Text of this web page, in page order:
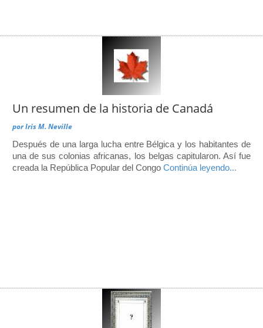
Un resumen de la historia de Canadá
porIris M. Neville
Después de una larga lucha entre Bélgica y los habitantes de
una de sus colonias africanas, los belgas capitularon. Así fue
creada la República Popular del Congo Continúa leyendo...